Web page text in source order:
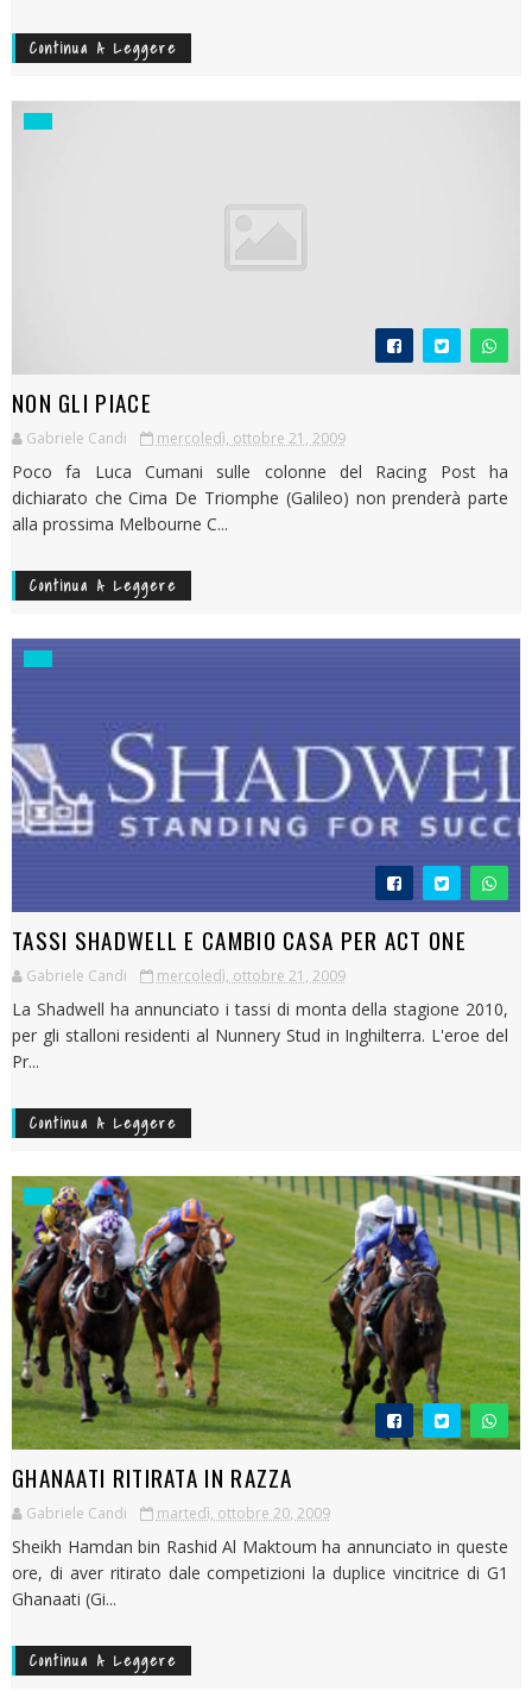
Continua A Leggere
NON GLI PIACE
Gabriele Candi mercoledì, ottobre 21, 2009
Poco fa Luca Cumani sulle colonne del Racing Post ha
dichiarato che Cima De Triomphe (Galileo) non prenderà parte
alla prossima Melbourne C...
Continua A Leggere
TASSI SHADWELL E CAMBIO CASA PER ACT ONE
Gabriele Candi mercoledì, ottobre 21, 2009
La Shadwell ha annunciato i tassi di monta della stagione 2010,
per gli stalloni residenti al Nunnery Stud in Inghilterra. L'eroe del
Pr...
Continua A Leggere
GHANAATI RITIRATA IN RAZZA
Gabriele Candi martedì, ottobre 20, 2009
Sheikh Hamdan bin Rashid Al Maktoum ha annunciato in queste
ore, di aver ritirato dale competizioni la duplice vincitrice di G1
Ghanaati (Gi...
Continua A Leggere